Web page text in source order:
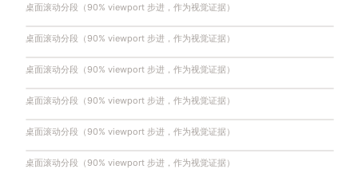
桌面滚动分段（90% viewport 步进，作为视觉证据）
桌面滚动分段（90% viewport 步进，作为视觉证据）
桌面滚动分段（90% viewport 步进，作为视觉证据）
桌面滚动分段（90% viewport 步进，作为视觉证据）
桌面滚动分段（90% viewport 步进，作为视觉证据）
桌面滚动分段（90% viewport 步进，作为视觉证据）